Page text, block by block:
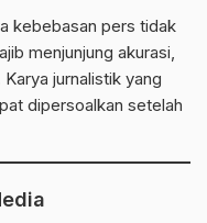
kebebasan pers tidak
menjunjung akurasi,
jurnalistik yang
dipersoalkan setelah